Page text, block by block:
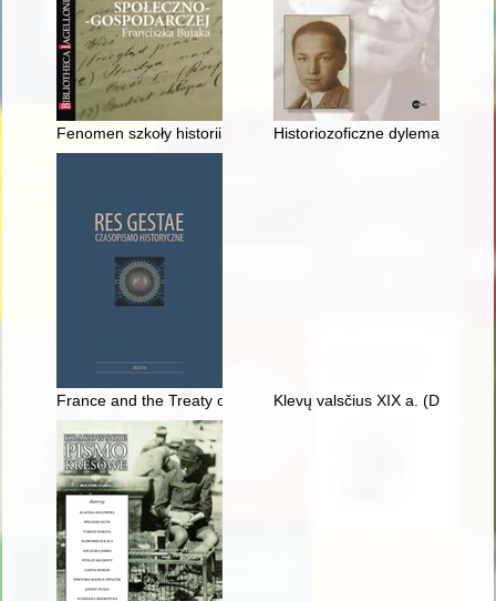
Fenomen szkoły historii społeczno-gospodarczej Franciszka
Historiozoficzne dylematy
France and the Treaty of Riga : the problem of guaranteeing
Klevų valsčius XIX a. (D. 4)